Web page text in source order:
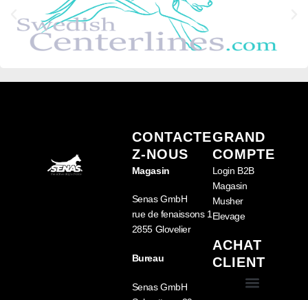
CONTACTE
Z-NOUS
Magasin
Senas GmbH
rue de fenaissons 1
2855 Glovelier
Bureau
Senas GmbH
GRAND
COMPTE
Login B2B
Magasin
Musher
Elevage
ACHAT
CLIENT